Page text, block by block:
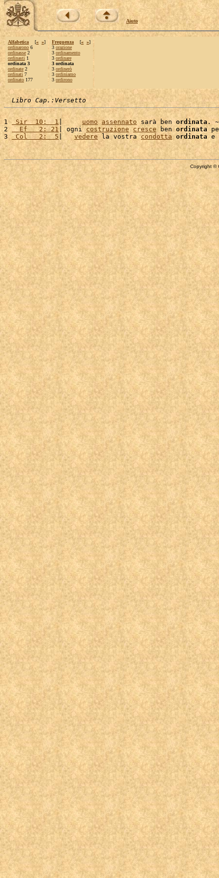
Aiuto
Alfabetica [« »]
ordinarono 6
ordinasse 2
ordinasti 1
ordinata 3
ordinate 2
ordinati 7
ordinato 177
Frequenza [« »]
3 orazione
3 ordinamento
3 ordinare
3 ordinata
3 ordinerò
3 ordiniamo
3 ordirono
Libro Cap.:Versetto
1 Sir  10:  1| uomo assennato sarà ben ordinata . ~
2
  Ef   2: 21
| ogni costruzione cresce ben ordinata
3 Col   2:  5 | vedere la vostra condotta ordinata
Copyright ©